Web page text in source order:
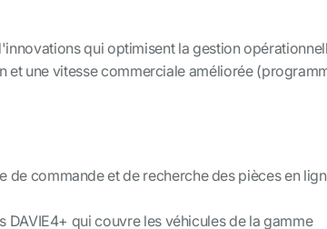
qui optimisent la gestion
et une vitesse commerciale améliorée
de commande et de recherche des pièces en
DAVIE4+ qui couvre les véhicules de la gamme